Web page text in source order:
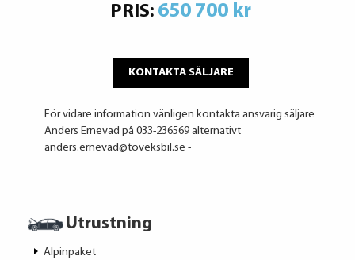
PRIS: 650 700 kr
KONTAKTA SÄLJARE
För vidare information vänligen kontakta ansvarig säljare
Anders Ernevad på 033-236569 alternativt
anders.ernevad@toveksbil.se -
Utrustning
Alpinpaket